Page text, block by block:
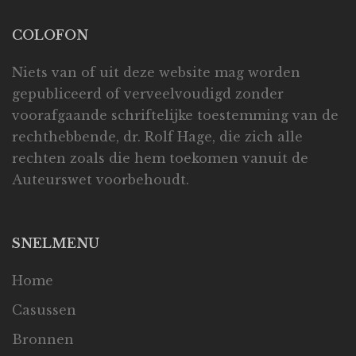
COLOFON
Niets van of uit deze website mag worden
gepubliceerd of verveelvoudigd zonder
voorafgaande schriftelijke toestemming van de
rechthebbende, dr. Rolf Hage, die zich alle
rechten zoals die hem toekomen vanuit de
Auteurswet voorbehoudt.
SNELMENU
Home
Casussen
Bronnen